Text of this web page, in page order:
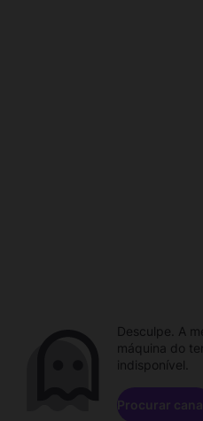
Desculpe. A
máquina do
indisponível.
Procurar